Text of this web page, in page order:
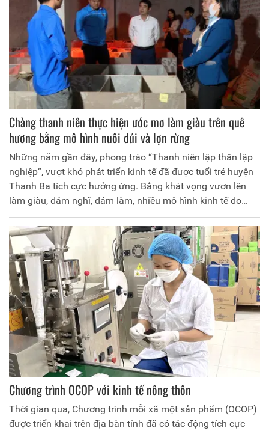
Chàng thanh niên thực hiện ước mơ làm giàu trên quê
hương bằng mô hình nuôi dúi và lợn rừng
Những năm gần đây, phong trào “Thanh niên lập thân lập
nghiệp”, vượt khó phát triển kinh tế đã được tuổi trẻ huyện
Thanh Ba tích cực hưởng ứng. Bằng khát vọng vươn lên
làm giàu, dám nghĩ, dám làm, nhiều mô hình kinh tế do
thanh niên làm chủ bước đầu đã cho hiệu quả. Mô hình
nuôi dúi và lợn rừng của anh Vũ Quốc Đạt ở xã Hoàng
Cương là một trong số những mô hình thanh niên tiêu biểu
làm kinh tế giỏi, góp phần tích cực trong phát triển nông
nghiệp và xây dựng Nông thôn mới.
Chương trình OCOP với kinh tế nông thôn
Thời gian qua, Chương trình mỗi xã một sản phẩm (OCOP)
được triển khai trên địa bàn tỉnh đã có tác động tích cực